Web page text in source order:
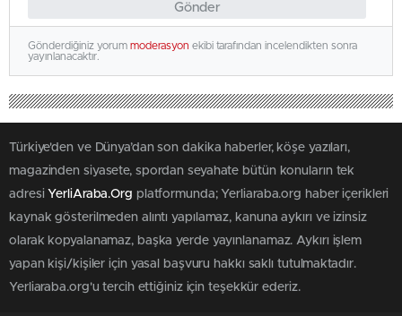
Gönder
Gönderdiğiniz yorum moderasyon ekibi tarafından incelendikten sonra
yayınlanacaktır.
Türkiye'den ve Dünya’dan son dakika haberler, köşe yazıları,
magazinden siyasete, spordan seyahate bütün konuların tek
adresi YerliAraba.Org platformunda; Yerliaraba.org haber içerikleri
kaynak gösterilmeden alıntı yapılamaz, kanuna aykırı ve izinsiz
olarak kopyalanamaz, başka yerde yayınlanamaz. Aykırı işlem
yapan kişi/kişiler için yasal başvuru hakkı saklı tutulmaktadır.
Yerliaraba.org'u tercih ettiğiniz için teşekkür ederiz.